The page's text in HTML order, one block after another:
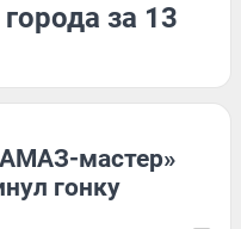
за 13
мастер»
гонку